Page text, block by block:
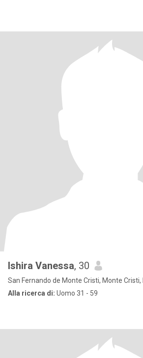
Ishira Vanessa, 30
San Fernando de Monte Cristi, Monte Cristi,
Alla ricerca di: Uomo 31 - 59